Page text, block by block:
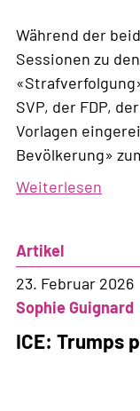
Während der
Sessionen zu
SVP, der FDP,
Vorlagen
Bevölkerung»
Weiterlesen
Artikel
23. Februar 2026
Sophie Guignard
ICE: Trumps